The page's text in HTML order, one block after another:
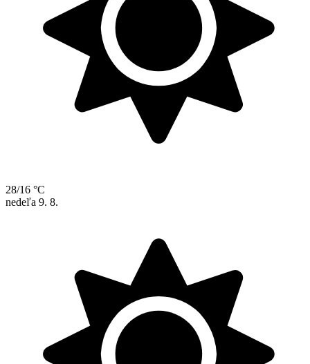
28/16 °C
nedeľa 9. 8.